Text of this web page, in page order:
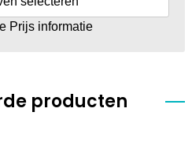
Prijs informatie
producten